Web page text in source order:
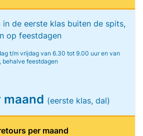
in de eerste klas buiten de spits,
op feestdagen
t/m vrijdag van 6.30 tot 9.00 uur en van
behalve feestdagen
maand (eerste klas, dal)
per maand